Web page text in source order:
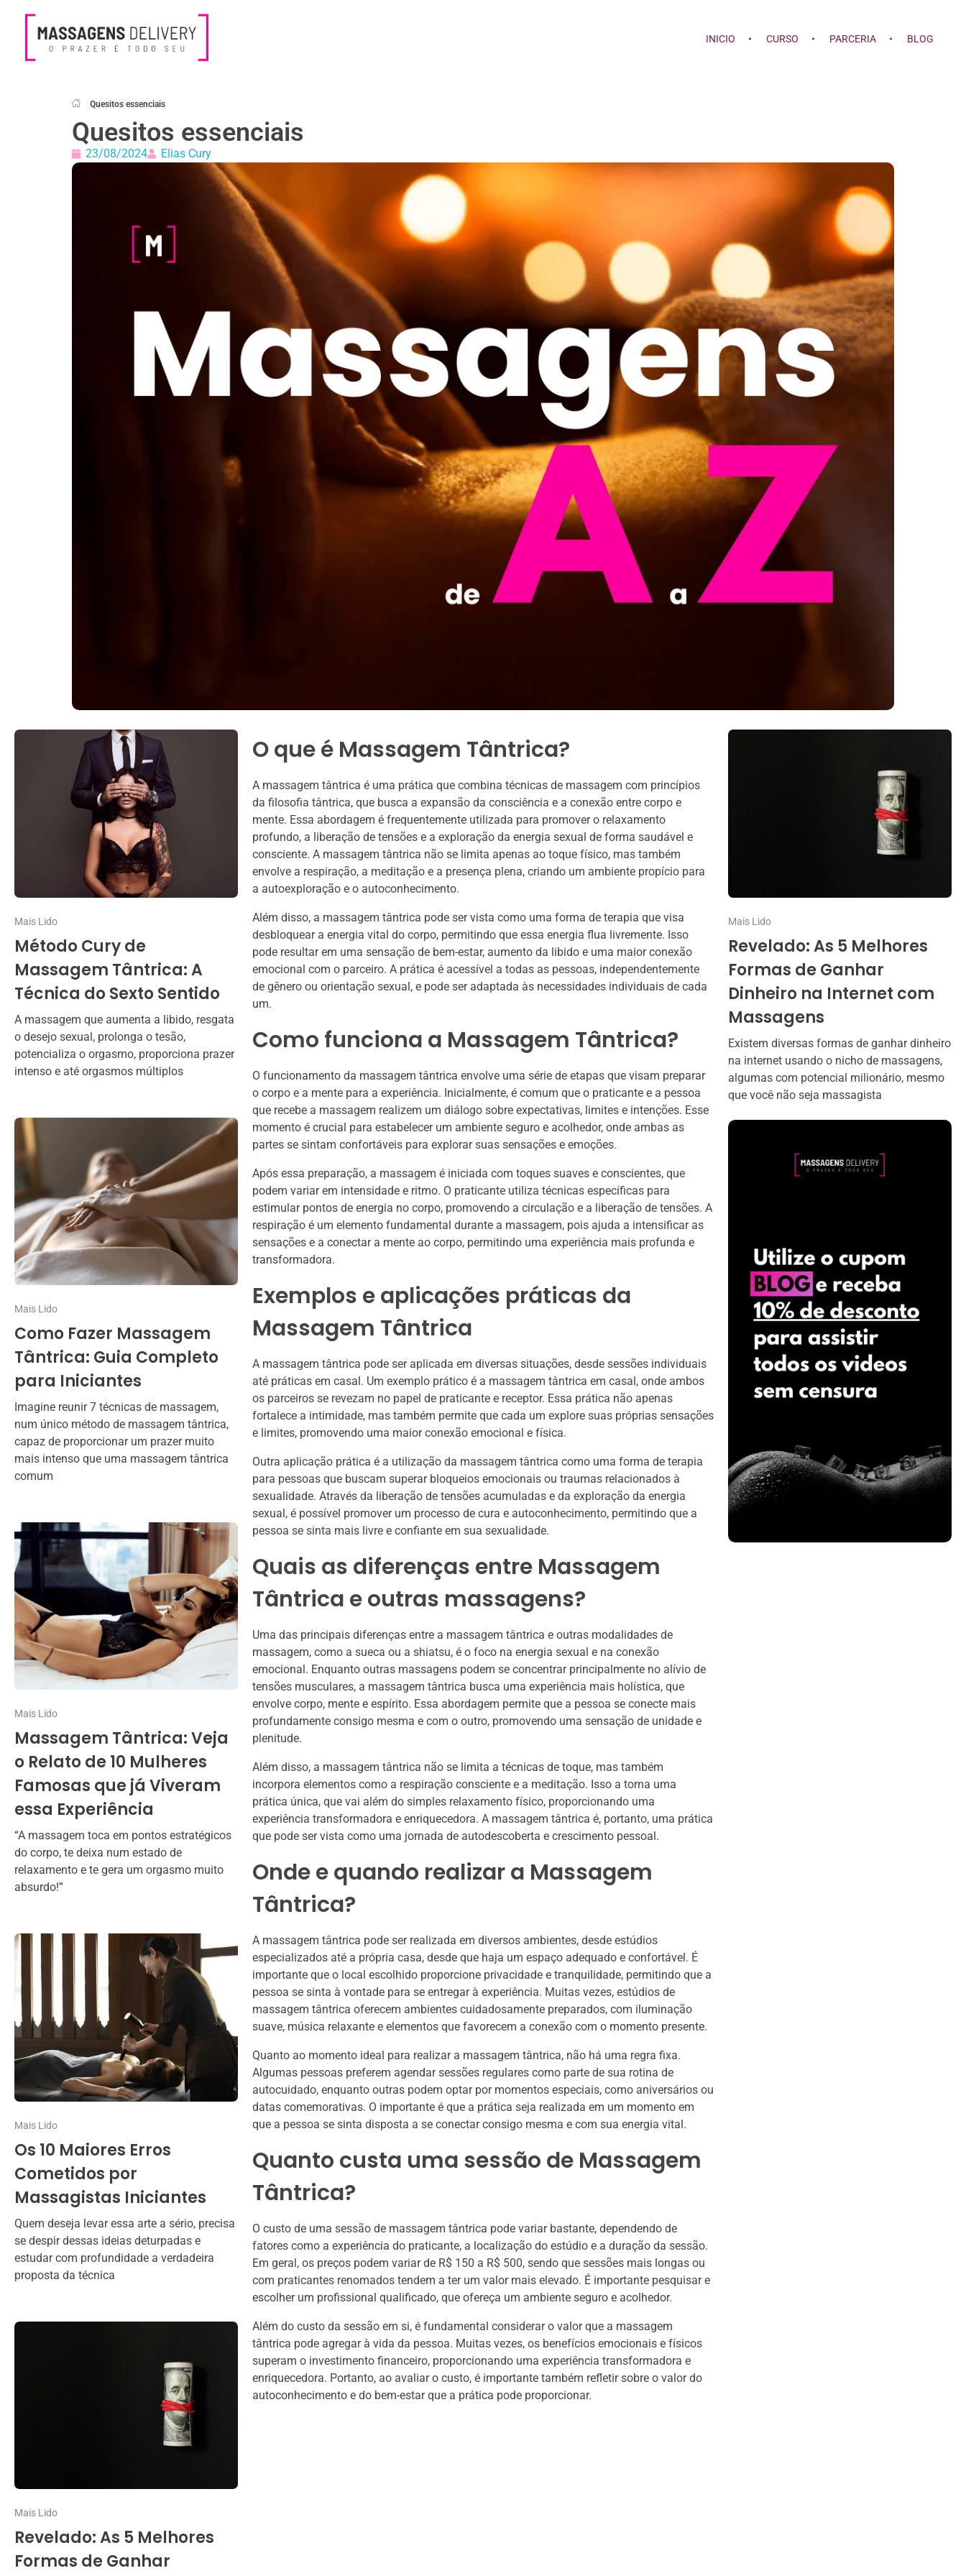
INICIO CURSO PARCERIA BLOG
Quesitos essenciais
Quesitos essenciais
23/08/2024 Elias Cury
Mais Lido
Método Cury de
Massagem Tântrica: A
Técnica do Sexto Sentido
A massagem que aumenta a libido, resgata
o desejo sexual, prolonga o tesão,
potencializa o orgasmo, proporciona prazer
intenso e até orgasmos múltiplos
Mais Lido
Como Fazer Massagem
Tântrica: Guia Completo
para Iniciantes
Imagine reunir 7 técnicas de massagem,
num único método de massagem tântrica,
capaz de proporcionar um prazer muito
mais intenso que uma massagem tântrica
comum
Mais Lido
Massagem Tântrica: Veja
o Relato de 10 Mulheres
Famosas que já Viveram
essa Experiência
“A massagem toca em pontos estratégicos
do corpo, te deixa num estado de
relaxamento e te gera um orgasmo muito
absurdo!”
Mais Lido
Os 10 Maiores Erros
Cometidos por
Massagistas Iniciantes
Quem deseja levar essa arte a sério, precisa
se despir dessas ideias deturpadas e
estudar com profundidade a verdadeira
proposta da técnica
Mais Lido
Revelado: As 5 Melhores
Formas de Ganhar
O que é Massagem Tântrica?
A massagem tântrica é uma prática que combina técnicas de massagem com princípios
da filosofia tântrica, que busca a expansão da consciência e a conexão entre corpo e
mente. Essa abordagem é frequentemente utilizada para promover o relaxamento
profundo, a liberação de tensões e a exploração da energia sexual de forma saudável e
consciente. A massagem tântrica não se limita apenas ao toque físico, mas também
envolve a respiração, a meditação e a presença plena, criando um ambiente propício para
a autoexploração e o autoconhecimento.
Além disso, a massagem tântrica pode ser vista como uma forma de terapia que visa
desbloquear a energia vital do corpo, permitindo que essa energia flua livremente. Isso
pode resultar em uma sensação de bem-estar, aumento da libido e uma maior conexão
emocional com o parceiro. A prática é acessível a todas as pessoas, independentemente
de gênero ou orientação sexual, e pode ser adaptada às necessidades individuais de cada
um.
Como funciona a Massagem Tântrica?
O funcionamento da massagem tântrica envolve uma série de etapas que visam preparar
o corpo e a mente para a experiência. Inicialmente, é comum que o praticante e a pessoa
que recebe a massagem realizem um diálogo sobre expectativas, limites e intenções. Esse
momento é crucial para estabelecer um ambiente seguro e acolhedor, onde ambas as
partes se sintam confortáveis para explorar suas sensações e emoções.
Após essa preparação, a massagem é iniciada com toques suaves e conscientes, que
podem variar em intensidade e ritmo. O praticante utiliza técnicas específicas para
estimular pontos de energia no corpo, promovendo a circulação e a liberação de tensões. A
respiração é um elemento fundamental durante a massagem, pois ajuda a intensificar as
sensações e a conectar a mente ao corpo, permitindo uma experiência mais profunda e
transformadora.
Exemplos e aplicações práticas da
Massagem Tântrica
A massagem tântrica pode ser aplicada em diversas situações, desde sessões individuais
até práticas em casal. Um exemplo prático é a massagem tântrica em casal, onde ambos
os parceiros se revezam no papel de praticante e receptor. Essa prática não apenas
fortalece a intimidade, mas também permite que cada um explore suas próprias sensações
e limites, promovendo uma maior conexão emocional e física.
Outra aplicação prática é a utilização da massagem tântrica como uma forma de terapia
para pessoas que buscam superar bloqueios emocionais ou traumas relacionados à
sexualidade. Através da liberação de tensões acumuladas e da exploração da energia
sexual, é possível promover um processo de cura e autoconhecimento, permitindo que a
pessoa se sinta mais livre e confiante em sua sexualidade.
Quais as diferenças entre Massagem
Tântrica e outras massagens?
Uma das principais diferenças entre a massagem tântrica e outras modalidades de
massagem, como a sueca ou a shiatsu, é o foco na energia sexual e na conexão
emocional. Enquanto outras massagens podem se concentrar principalmente no alívio de
tensões musculares, a massagem tântrica busca uma experiência mais holística, que
envolve corpo, mente e espírito. Essa abordagem permite que a pessoa se conecte mais
profundamente consigo mesma e com o outro, promovendo uma sensação de unidade e
plenitude.
Além disso, a massagem tântrica não se limita a técnicas de toque, mas também
incorpora elementos como a respiração consciente e a meditação. Isso a torna uma
prática única, que vai além do simples relaxamento físico, proporcionando uma
experiência transformadora e enriquecedora. A massagem tântrica é, portanto, uma prática
que pode ser vista como uma jornada de autodescoberta e crescimento pessoal.
Onde e quando realizar a Massagem
Tântrica?
A massagem tântrica pode ser realizada em diversos ambientes, desde estúdios
especializados até a própria casa, desde que haja um espaço adequado e confortável. É
importante que o local escolhido proporcione privacidade e tranquilidade, permitindo que a
pessoa se sinta à vontade para se entregar à experiência. Muitas vezes, estúdios de
massagem tântrica oferecem ambientes cuidadosamente preparados, com iluminação
suave, música relaxante e elementos que favorecem a conexão com o momento presente.
Quanto ao momento ideal para realizar a massagem tântrica, não há uma regra fixa.
Algumas pessoas preferem agendar sessões regulares como parte de sua rotina de
autocuidado, enquanto outras podem optar por momentos especiais, como aniversários ou
datas comemorativas. O importante é que a prática seja realizada em um momento em
que a pessoa se sinta disposta a se conectar consigo mesma e com sua energia vital.
Quanto custa uma sessão de Massagem
Tântrica?
O custo de uma sessão de massagem tântrica pode variar bastante, dependendo de
fatores como a experiência do praticante, a localização do estúdio e a duração da sessão.
Em geral, os preços podem variar de R$ 150 a R$ 500, sendo que sessões mais longas ou
com praticantes renomados tendem a ter um valor mais elevado. É importante pesquisar e
escolher um profissional qualificado, que ofereça um ambiente seguro e acolhedor.
Além do custo da sessão em si, é fundamental considerar o valor que a massagem
tântrica pode agregar à vida da pessoa. Muitas vezes, os benefícios emocionais e físicos
superam o investimento financeiro, proporcionando uma experiência transformadora e
enriquecedora. Portanto, ao avaliar o custo, é importante também refletir sobre o valor do
autoconhecimento e do bem-estar que a prática pode proporcionar.
Mais Lido
Revelado: As 5 Melhores
Formas de Ganhar
Dinheiro na Internet com
Massagens
Existem diversas formas de ganhar dinheiro
na internet usando o nicho de massagens,
algumas com potencial milionário, mesmo
que você não seja massagista